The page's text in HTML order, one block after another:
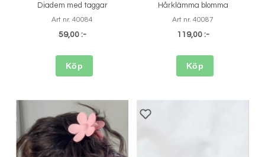
Diadem med taggar
Art nr. 40084
59,00 :-
Köp
Hårklämma blomma
Art nr. 40087
119,00 :-
Köp